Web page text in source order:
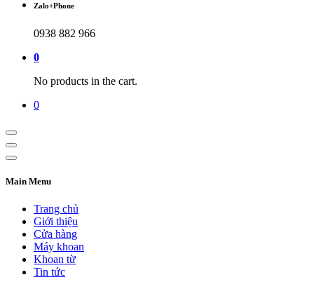
Zalo+Phone
0938 882 966
0
No products in the cart.
0
Main Menu
Trang chủ
Giới thiệu
Cửa hàng
Máy khoan
Khoan từ
Tin tức